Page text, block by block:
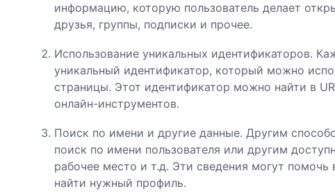
информацию, которую пользователь делает
друзья, группы, подписки и прочее.
Использование уникальных идентификаторов.
уникальный идентификатор, который можно
страницы. Этот идентификатор можно найти в
онлайн-инструментов.
Поиск по имени и другие данные. Другим
поиск по имени пользователя или другим
рабочее место и т.д. Эти сведения могут помочь
найти нужный профиль.